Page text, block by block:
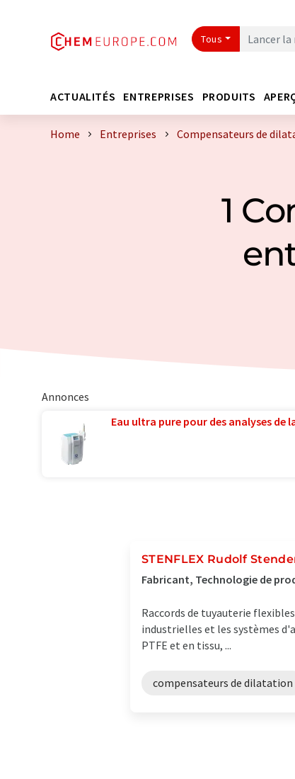
Tous
ACTUALITÉS ENTREPRISES PRODUITS
Home Entreprises Compensateurs de
1
Annonces
Eau ultra pure pour des analyses
STENFLEX Rudolf
Fabricant, Technologie de
Raccords de tuyauterie
industrielles et les systèmes
PTFE et en tissu, ...
compensateurs de dilatation